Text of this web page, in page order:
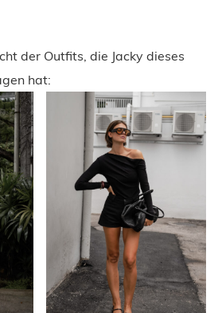
der Outfits, die Jacky dieses
hat: